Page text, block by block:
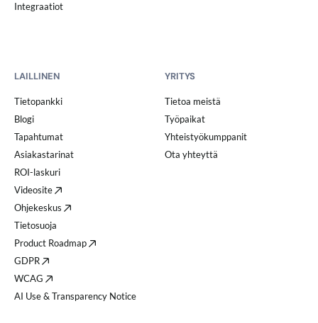
Integraatiot
LAILLINEN
Tietopankki
Blogi
Tapahtumat
Asiakastarinat
ROI-laskuri
Videosite
Ohjekeskus
Tietosuoja
Product Roadmap
GDPR
WCAG
AI Use & Transparency Notice
YRITYS
Tietoa meistä
Työpaikat
Yhteistyökumppanit
Ota yhteyttä